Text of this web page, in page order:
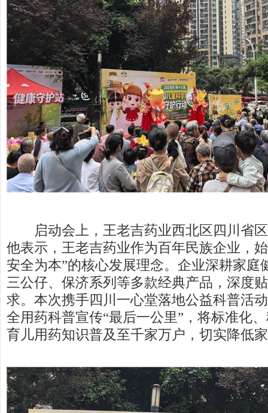
启动会上，王老吉药业西北区四川省区
他表示，王老吉药业作为百年民族企业，
安全为本”的核心发展理念。企业深耕家庭
三公仔、保济系列等多款经典产品，深度
求。本次携手四川一心堂落地公益科普活
全用药科普宣传“最后一公里”，将标准化
育儿用药知识普及至千家万户，切实降低